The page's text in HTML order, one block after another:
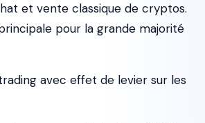
et vente classique de cryptos.
pour la grande majorité
avec effet de levier sur les